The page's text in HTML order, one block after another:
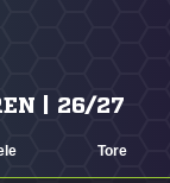
| 26/27
Tore